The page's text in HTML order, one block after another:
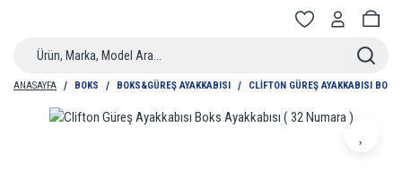
ANASAYFA BOKS BOKS&GÜREŞ AYAKKABISI CLIFTON GÜREŞ AYAKKABISI